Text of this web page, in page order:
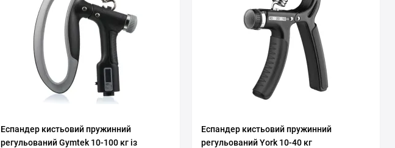
Еспандер кистьовий пружинний
регульований Gymtek 10-100 кг із
Еспандер кистьовий пружинний
регульований York 10-40 кг